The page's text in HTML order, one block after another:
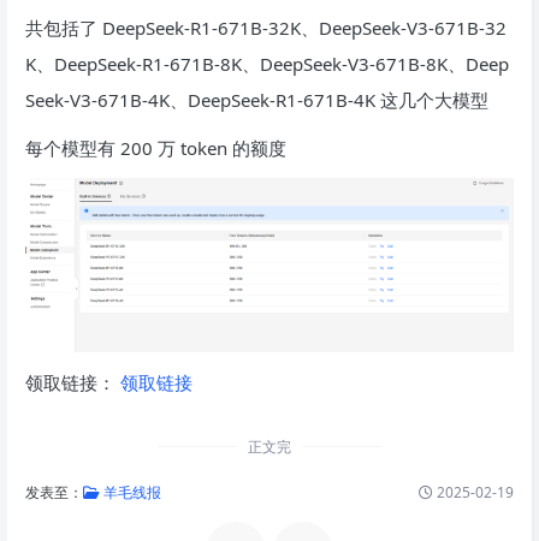
共包括了 DeepSeek-R1-671B-32K、DeepSeek-V3-671B-32
K、DeepSeek-R1-671B-8K、DeepSeek-V3-671B-8K、Deep
Seek-V3-671B-4K、DeepSeek-R1-671B-4K 这几个大模型
每个模型有 200 万 token 的额度
领取链接： 领取链接
正文完
发表至： 羊毛线报 2025-02-19